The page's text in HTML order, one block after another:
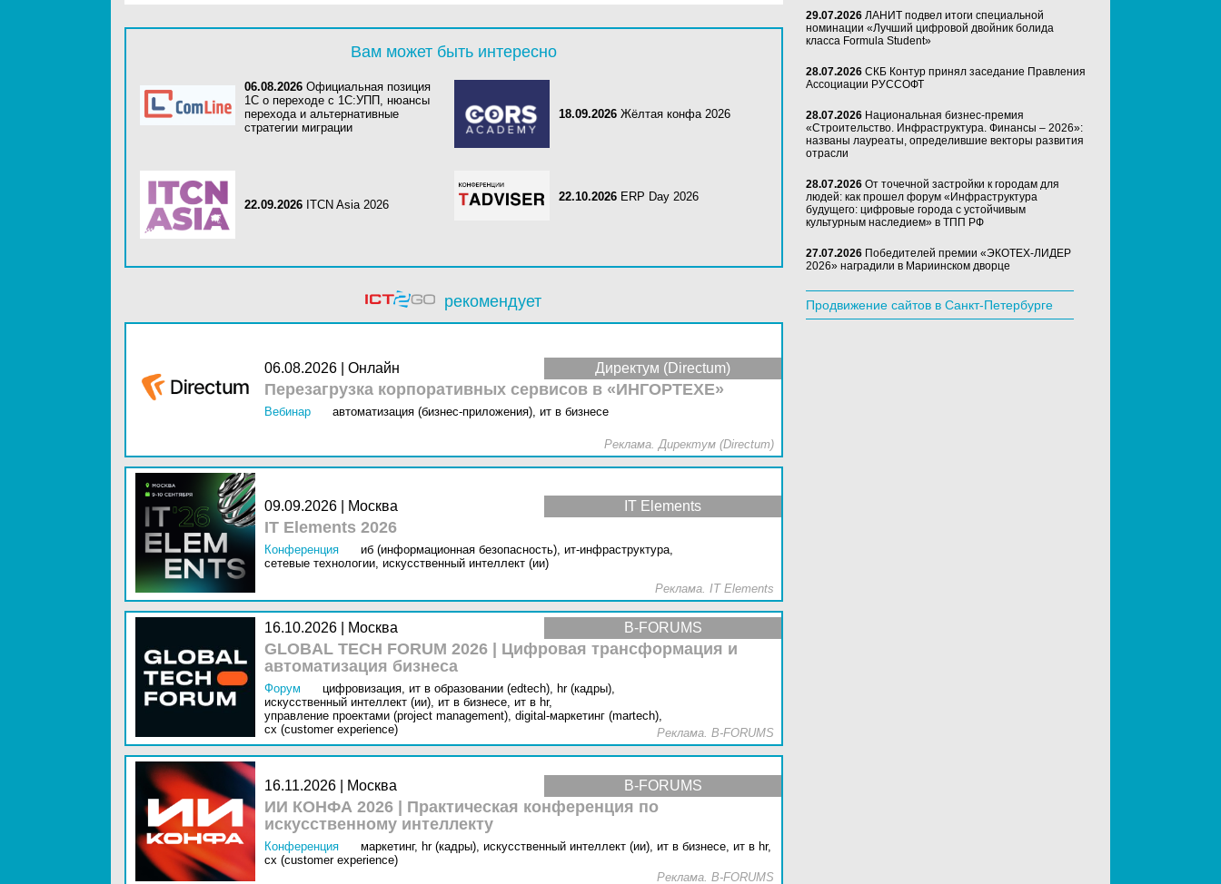
Вам может быть интересно
06.08.2026 Официальная позиция
1С о переходе с 1С:УПП, нюансы
перехода и альтернативные
стратегии миграции
18.09.2026 Жёлтая конфа 2026
22.09.2026 ITCN Asia 2026
22.10.2026 ERP Day 2026
рекомендует
Директум (Directum)
06.08.2026 | Онлайн
Перезагрузка корпоративных сервисов в «ИНГОРТЕХЕ»
Вебинар автоматизация (бизнес-приложения), ит в бизнесе
Реклама. Директум (Directum)
IT Elements
09.09.2026 | Москва
IT Elements 2026
Конференция иб (информационная безопасность), ит-инфраструктура,
сетевые технологии, искусственный интеллект (ии)
Реклама. IT Elements
B-FORUMS
16.10.2026 | Москва
GLOBAL TECH FORUM 2026 | Цифровая трансформация и
автоматизация бизнеса
Форум цифровизация, ит в образовании (edtech), hr (кадры),
искусственный интеллект (ии), ит в бизнесе, ит в hr,
управление проектами (project management), digital-маркетинг (martech),
cx (customer experience)
Реклама. B-FORUMS
B-FORUMS
16.11.2026 | Москва
ИИ КОНФА 2026 | Практическая конференция по
искусственному интеллекту
Конференция маркетинг, hr (кадры), искусственный интеллект (ии), ит в бизнесе, ит в hr,
cx (customer experience)
Реклама. B-FORUMS
29.07.2026 ЛАНИТ подвел итоги специальной
номинации «Лучший цифровой двойник болида
класса Formula Student»
28.07.2026 СКБ Контур принял заседание Правления
Ассоциации РУССОФТ
28.07.2026 Национальная бизнес-премия
«Строительство. Инфраструктура. Финансы – 2026»:
названы лауреаты, определившие векторы развития
отрасли
28.07.2026 От точечной застройки к городам для
людей: как прошел форум «Инфраструктура
будущего: цифровые города с устойчивым
культурным наследием» в ТПП РФ
27.07.2026 Победителей премии «ЭКОТЕХ-ЛИДЕР
2026» наградили в Мариинском дворце
Продвижение сайтов в Санкт-Петербурге